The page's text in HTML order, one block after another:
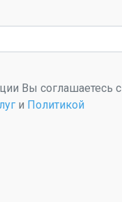
Вы соглашаетесь с
и Политикой